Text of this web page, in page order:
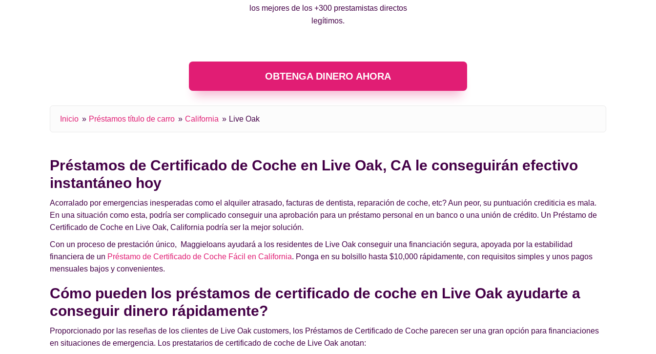
los mejores de los +300 prestamistas directos
legítimos.
OBTENGA DINERO AHORA
Inicio Préstamos título de carro California Live Oak
Préstamos de Certificado de Coche en Live Oak, CA le conseguirán efectivo
instantáneo hoy
Acorralado por emergencias inesperadas como el alquiler atrasado, facturas de dentista, reparación de coche, etc? Aun peor, su puntuación crediticia es mala.
En una situación como esta, podría ser complicado conseguir una aprobación para un préstamo personal en un banco o una unión de crédito. Un Préstamo de
Certificado de Coche en Live Oak, California podría ser la mejor solución.
Con un proceso de prestación único, Maggieloans ayudará a los residentes de Live Oak conseguir una financiación segura, apoyada por la estabilidad
financiera de un Préstamo de Certificado de Coche Fácil en California. Ponga en su bolsillo hasta $10,000 rápidamente, con requisitos simples y unos pagos
mensuales bajos y convenientes.
Cómo pueden los préstamos de certificado de coche en Live Oak ayudarte a
conseguir dinero rápidamente?
Proporcionado por las reseñas de los clientes de Live Oak customers, los Préstamos de Certificado de Coche parecen ser una gran opción para financiaciones
en situaciones de emergencia. Los prestatarios de certificado de coche de Live Oak anotan: